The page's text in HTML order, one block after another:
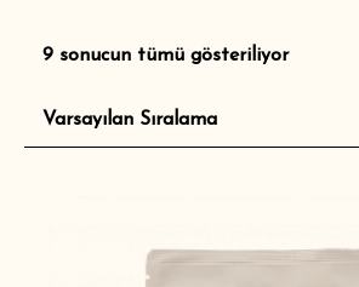
9 sonucun tümü gösteriliyor